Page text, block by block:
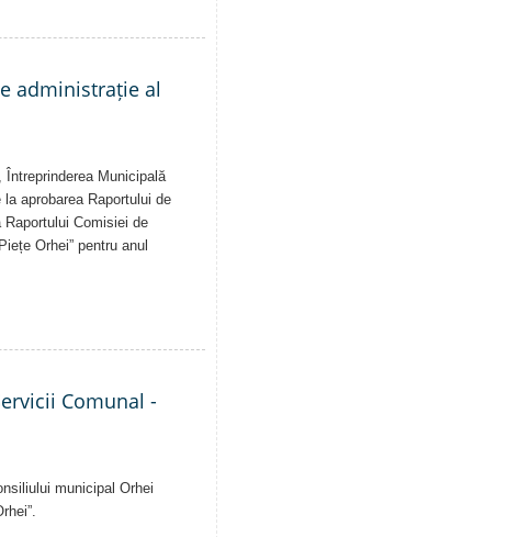
administrație al
Municipală
aprobarea Raportului de
Comisiei de
Orhei” pentru anul
Comunal -
municipal Orhei